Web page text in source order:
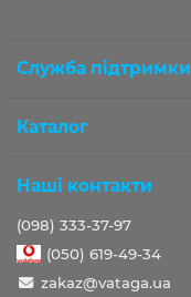
Служба підтримки
Каталог
Наші контакти
(098) 333-37-97
(050) 619-49-34
zakaz@vataga.ua